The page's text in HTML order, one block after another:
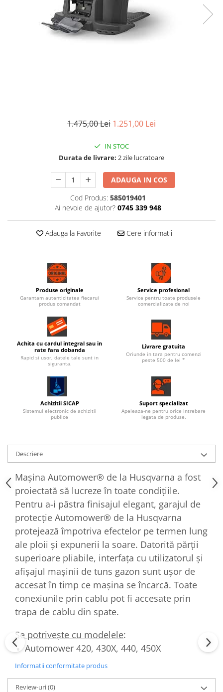
1.475,00 Lei 1.251,00 Lei
IN STOC
Durata de livrare: 2 zile lucratoare
ADAUGA IN COS
Cod Produs: 585019401
Ai nevoie de ajutor? 0745 339 948
Adauga la Favorite Cere informatii
Produse originale
Garantam autenticitatea fiecarui
produs comandat
Service profesional
Service pentru toate produsele
comercializate de noi
Achita cu cardul integral sau in
rate fara dobanda
Rapid si usor, datele tale sunt in
siguranta.
Livrare gratuita
Oriunde in tara pentru comenzi
peste 500 de lei *
Achizitii SICAP
Sistemul electronic de achizitii
publice
Suport specializat
Apeleaza-ne pentru orice intrebare
legata de produse.
Descriere
Mașina Automower® de la Husqvarna a fost
proiectată să lucreze în toate condițiile.
Pentru a-i păstra finisajul elegant, garajul de
protecție Automower® de la Husqvarna
protejează împotriva efectelor pe termen lung
ale ploii și expunerii la soare. Datorită părții
superioare pliabile, interfața cu utilizatorul și
afișajul mașinii de tuns gazon sunt ușor de
accesat în timp ce mașina se încarcă. Toate
conexiunile prin cablu pot fi accesate prin
trapa de cablu din spate.
Se potriveşte cu modelele:
Automower 420, 430X, 440, 450X
Informatii conformitate produs
Review-uri(0)